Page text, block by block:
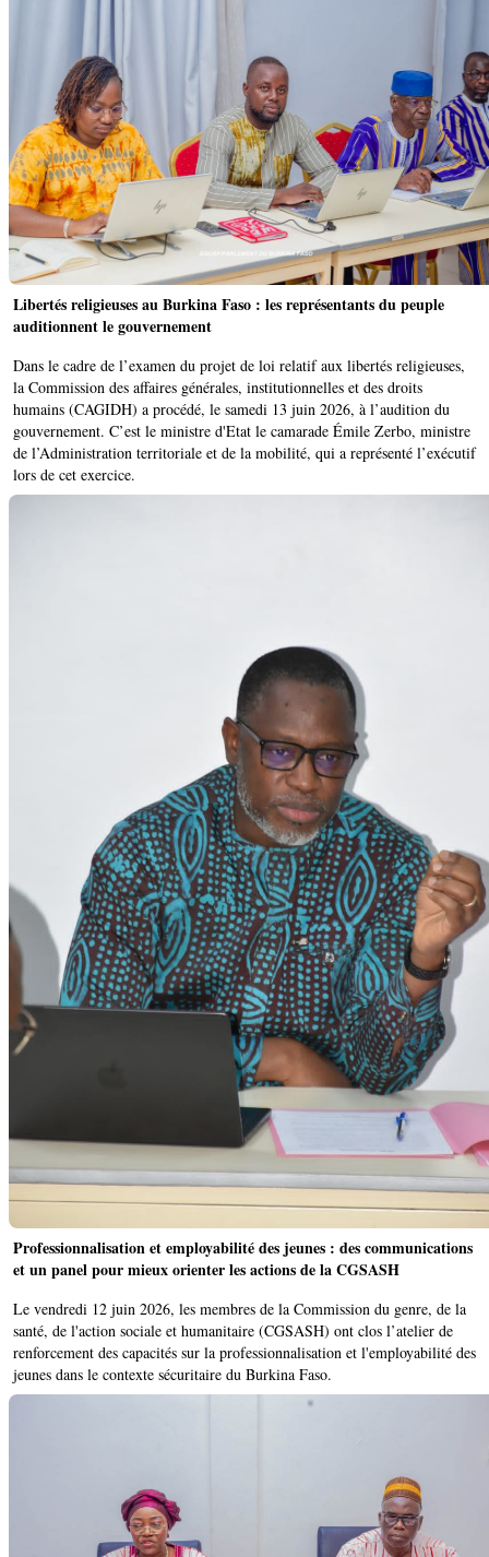
Libertés religieuses au Burkina Faso : les représentants du peuple
auditionnent le gouvernement
Dans le cadre de l’examen du projet de loi relatif aux libertés religieuses,
la Commission des affaires générales, institutionnelles et des droits
humains (CAGIDH) a procédé, le samedi 13 juin 2026, à l’audition du
gouvernement. C’est le ministre d'Etat le camarade Émile Zerbo, ministre
de l’Administration territoriale et de la mobilité, qui a représenté l’exécutif
lors de cet exercice.
Professionnalisation et employabilité des jeunes : des communications
et un panel pour mieux orienter les actions de la CGSASH
Le vendredi 12 juin 2026, les membres de la Commission du genre, de la
santé, de l'action sociale et humanitaire (CGSASH) ont clos l’atelier de
renforcement des capacités sur la professionnalisation et l'employabilité des
jeunes dans le contexte sécuritaire du Burkina Faso.